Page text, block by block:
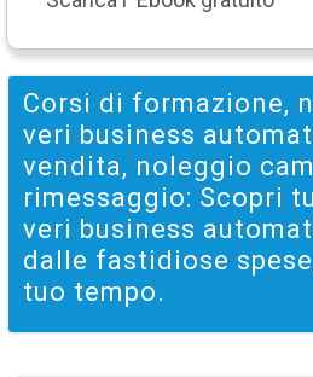
Corsi di formazione,
veri business
vendita, noleggio
rimessaggio: Scopri
veri business
dalle fastidiose
tuo tempo.